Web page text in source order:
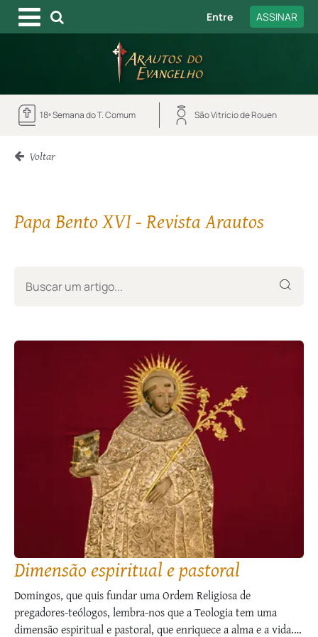
Entre ASSINAR
18ª Semana do T. Comum São Vitrício de Rouen
Voltar
Papa Bento XVI - Revista Arautos
Dimensão espiritual e pastoral
Domingos, que quis fundar uma Ordem Religiosa de
pregadores-teólogos, lembra-nos que a Teologia tem uma
dimensão espiritual e pastoral, que enriquece a alma e a vida.